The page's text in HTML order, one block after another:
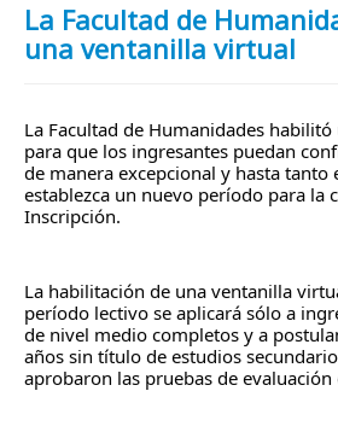
La Facultad de
una ventanilla virtual
La Facultad de Humanidades
para que los ingresantes puedan
de manera excepcional y hasta tanto
establezca un nuevo período para la
Inscripción.
La habilitación de una ventanilla
período lectivo se aplicará sólo a
de nivel medio completos y a
años sin título de estudios
aprobaron las pruebas de evaluación